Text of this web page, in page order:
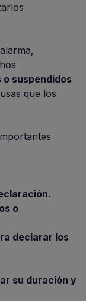
o suspendidos
que los
o
declarar los
su duración y